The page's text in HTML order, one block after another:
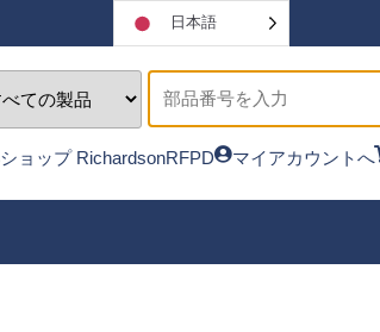
日本語
ショップ RichardsonRFPD マイアカウントへ